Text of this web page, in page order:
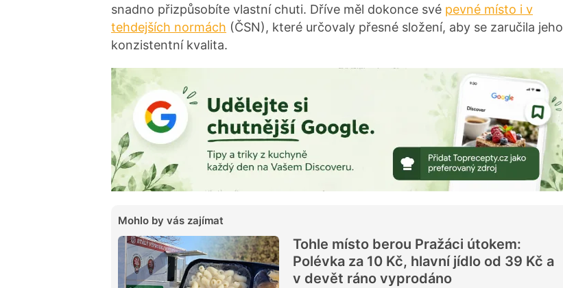
snadno přizpůsobíte vlastní chuti. Dříve měl dokonce své pevné místo i v
tehdejších normách (ČSN), které určovaly přesné složení, aby se zaručila jeho
konzistentní kvalita.
Mohlo by vás zajímat
Tohle místo berou Pražáci útokem:
Polévka za 10 Kč, hlavní jídlo od 39 Kč a
v devět ráno vyprodáno